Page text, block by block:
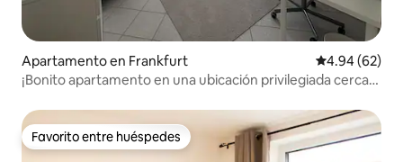
Apartamento en Frankfurt Calificación
4.94 (62)
¡Bonito apartamento en una ubicación privilegiada cerca
Favorito entre huéspedes
Favorito entre huéspedes